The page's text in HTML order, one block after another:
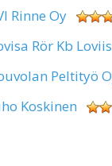
Rinne Oy
Rör Kb
Peltityö
Koskinen